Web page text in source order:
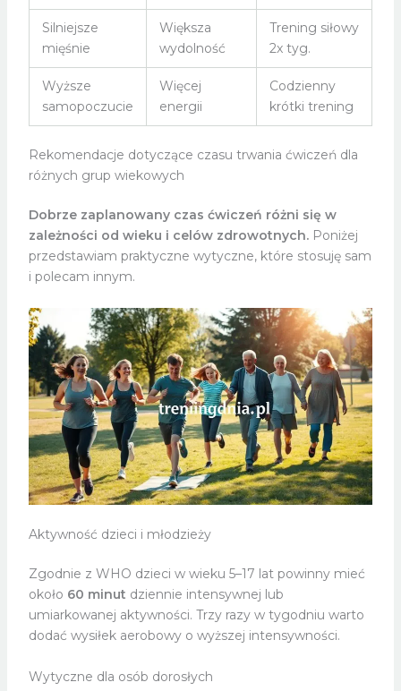
Silniejsze
mięśnie
Większa
wydolność
Trening siłowy
2x tyg.
Wyższe
samopoczucie
Więcej
energii
Codzienny
krótki trening
Rekomendacje dotyczące czasu trwania ćwiczeń dla
różnych grup wiekowych
Dobrze zaplanowany czas ćwiczeń różni się w
zależności od wieku i celów zdrowotnych.Poniżej
przedstawiam praktyczne wytyczne, które stosuję sam
i polecam innym.
Aktywność dzieci i młodzieży
Zgodnie z WHO dzieci w wieku 5–17 lat powinny mieć
około 60 minut dziennie intensywnej lub
umiarkowanej aktywności. Trzy razy w tygodniu warto
dodać wysiłek aerobowy o wyższej intensywności.
Wytyczne dla osób dorosłych